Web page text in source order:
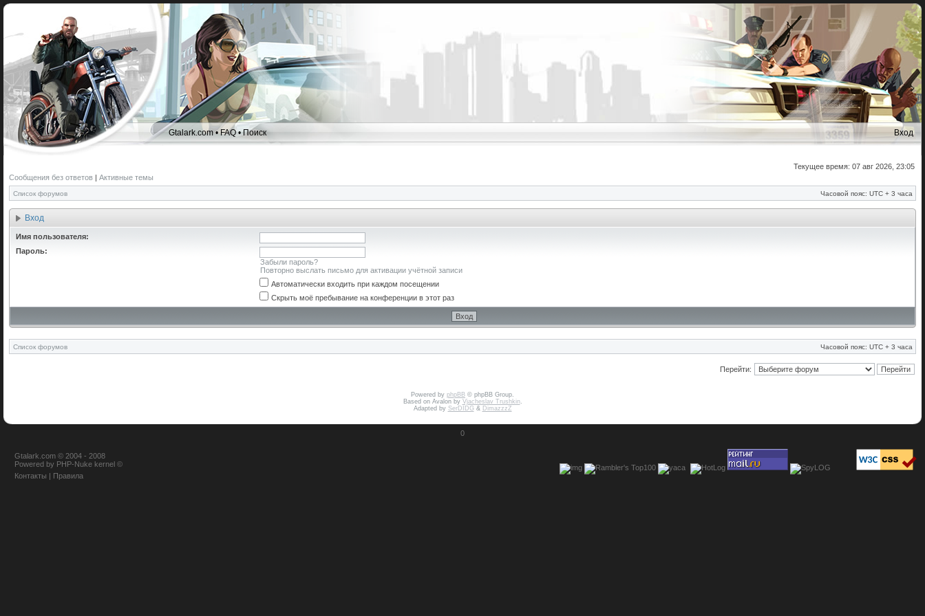
Gtalark.com •FAQ•Поиск Вход
Текущее время: 07 авг 2026, 23:05
Сообщения без ответов | Активные темы
Список форумов Часовой пояс: UTC + 3 часа
Вход
Имя пользователя:
Пароль:
Забыли пароль?
Повторно выслать письмо для активации учётной записи
Автоматически входить при каждом посещении
Скрыть моё пребывание на конференции в этот раз
Список форумов Часовой пояс: UTC + 3 часа
Перейти:
Powered by phpBB © phpBB Group.
Based on Avalon by Vjacheslav Trushkin.
Adapted by SerDIDG& DimazzzZ
0
Gtalark.com © 2004 - 2008
Powered by PHP-Nuke kernel ©
Контакты | Правила